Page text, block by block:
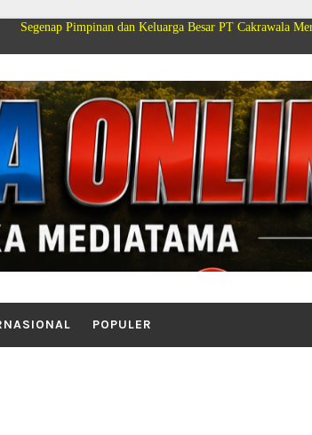
dan Keluarga Besar PT Cakrawala Merdeka
POPULER